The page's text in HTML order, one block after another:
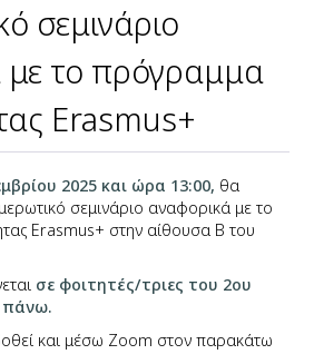
σεμινάριο
με το πρόγραμμα
Erasmus+
2025 και ώρα 13:00, θα
σεμινάριο αναφορικά με το
Erasmus+ στην αίθουσα Β του
σε φοιτητές/τριες του 2ου
πάνω.
και μέσω Zoom στον παρακάτω